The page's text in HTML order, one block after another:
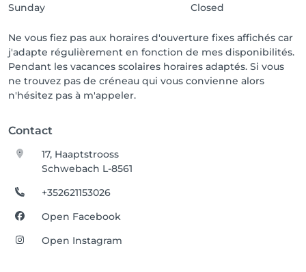
Sunday
Closed
Ne vous fiez pas aux horaires d'ouverture fixes affichés car
j'adapte régulièrement en fonction de mes disponibilités.
Pendant les vacances scolaires horaires adaptés. Si vous
ne trouvez pas de créneau qui vous convienne alors
n'hésitez pas à m'appeler.
Contact
17, Haaptstrooss
Schwebach L-8561
+352621153026
Open Facebook
Open Instagram